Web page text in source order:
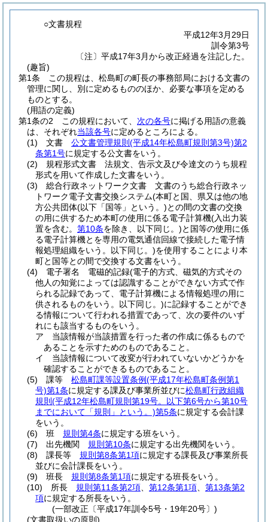
○文書規程
平成12年3月29日
訓令第3号
〔注〕平成17年3月から改正経過を注記した。
(趣旨)
第1条
この規程は、松島町の町長の事務部局における文書の
管理に関し、別に定めるもののほか、必要な事項を定める
ものとする。
(用語の定義)
第1条の2
この規程において、 次の各号に掲げる用語の意義
は、それぞれ当該各号に定めるところによる。
(1)
文書 公文書管理規則 (平成14年松島町規則第3号)第2
条第1号に規定する公文書をいう。
(2)
規程形式文書 法規文、告示文及び令達文のうち規程
形式を用いて作成した文書をいう。
(3)
総合行政ネットワーク文書 文書のうち総合行政ネッ
トワーク電子文書交換システム(本町と国、県又は他の地
方公共団体(以下「国等」という。)との間の文書の交換
の用に供するため本町の使用に係る電子計算機(入出力装
置を含む。 第10条を除き、以下同じ。)と国等の使用に係
る電子計算機とを専用の電気通信回線で接続した電子情
報処理組織をいう。以下同じ。)を使用することにより本
町と国等との間で交換する文書をいう。
(4)
電子署名 電磁的記録(電子的方式、磁気的方式その
他人の知覚によっては認識することができない方式で作
られる記録であって、電子計算機による情報処理の用に
供されるものをいう。以下同じ。)に記録することができ
る情報について行われる措置であって、次の要件のいず
れにも該当するものをいう。
ア
当該情報が当該措置を行った者の作成に係るもので
あることを示すためのものであること。
イ
当該情報について改変が行われていないかどうかを
確認することができるものであること。
(5)
課等 松島町課等設置条例(平成17年松島町条例第1
号)第1条に規定する課及び事業所並びに松島町行政組織
規則 (平成12年松島町規則第19号。以下第6号から第10号
までにおいて「規則」という。)第5条に規定する会計課
をいう。
(6)
班 規則第4条に規定する班をいう。
(7)
出先機関 規則第10条に規定する出先機関をいう。
(8)
課長等 規則第8条第1項に規定する課長及び事業所長
並びに会計課長をいう。
(9)
班長 規則第8条第1項に規定する班長をいう。
(10)
所長 規則第11条第2項 第12条第1項
第13条第2
項に規定する所長をいう。
(一部改正〔平成17年訓令5号・19年20号〕)
(文書取扱いの原則)